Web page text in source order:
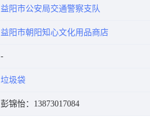
益阳市公安局交通警察支队
益阳市朝阳知心文化用品商店
垃圾袋
彭锦怡：13873017084